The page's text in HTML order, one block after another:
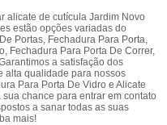
alicate de cutícula Jardim Novo
estão opções variadas do
Portas, Fechadura Para Porta,
Fechadura Para Porta De Correr,
a satisfação dos
alta qualidade para nossos
Para Porta De Vidro e Alicate
chance para entrar em contato
a sanar todas as suas
mais!